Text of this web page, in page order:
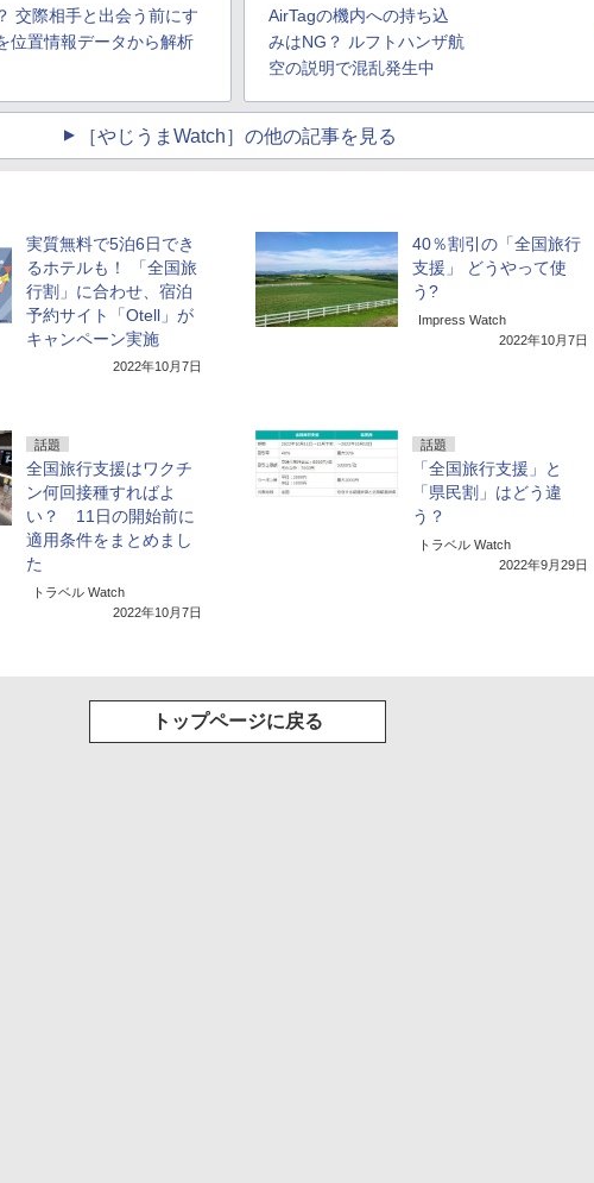
交際相手と出会う前にす
位置情報データから解析
AirTagの機内への持ち込
みはNG？ ルフトハンザ航
空の説明で混乱発生中
［やじうまWatch］の他の記事を見る
実質無料で5泊6日でき
るホテルも！ 「全国旅
行割」に合わせ、宿泊
予約サイト「Otell」が
キャンペーン実施
2022年10月7日
40％割引の「全国旅行
支援」 どうやって使
う?
Impress Watch
2022年10月7日
話題
全国旅行支援はワクチ
ン何回接種すればよ
い？ 11日の開始前に
適用条件をまとめまし
た
トラベル Watch
2022年10月7日
話題
「全国旅行支援」と
「県民割」はどう違
う？
トラベル Watch
2022年9月29日
トップページに戻る